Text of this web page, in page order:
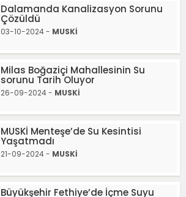
Dalamanda Kanalizasyon Sorunu
Çözüldü
03-10-2024 - MUSKİ
Milas Boğaziçi Mahallesinin Su
sorunu Tarih Oluyor
26-09-2024 - MUSKİ
MUSKİ Menteşe’de Su Kesintisi
Yaşatmadı
21-09-2024 - MUSKİ
Büyükşehir Fethiye’de İçme Suyu